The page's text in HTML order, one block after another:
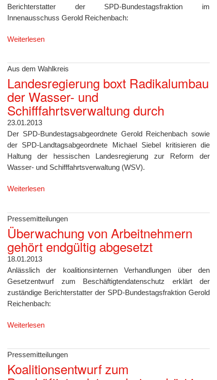
Berichterstatter der SPD-Bundestagsfraktion im
Innenausschuss Gerold Reichenbach:
Weiterlesen
Aus dem Wahlkreis
Landesregierung boxt Radikalumbau
der Wasser- und
Schifffahrtsverwaltung durch
23.01.2013
Der SPD-Bundestagsabgeordnete Gerold Reichenbach sowie
der SPD-Landtagsabgeordnete Michael Siebel kritisieren die
Haltung der hessischen Landesregierung zur Reform der
Wasser- und Schifffahrtsverwaltung (WSV).
Weiterlesen
Pressemitteilungen
Überwachung von Arbeitnehmern
gehört endgültig abgesetzt
18.01.2013
Anlässlich der koalitionsinternen Verhandlungen über den
Gesetzentwurf zum Beschäftigtendatenschutz erklärt der
zuständige Berichterstatter der SPD-Bundestagsfraktion Gerold
Reichenbach:
Weiterlesen
Pressemitteilungen
Koalitionsentwurf zum